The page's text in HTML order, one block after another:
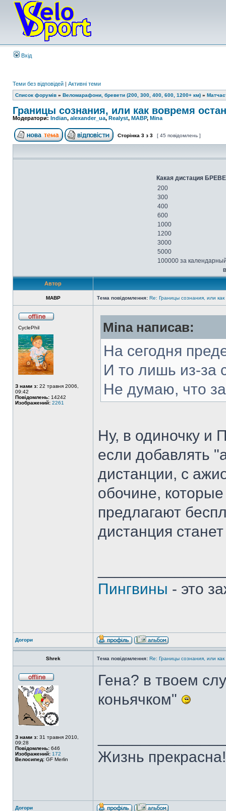
Вхід
Теми без відповідей | Активні теми
Список форумів » Веломарафони, бревети (200, 300, 400, 600, 1200+ км) »
Границы сознания, или как вовремя
Модератори: Indian, alexander_ua, Realyst, MABP, Mina
Сторінка 3 з 3 [ 45 повідомлень ]
Какая дистация
200
300
400
600
1000
1200
3000
5000
100000 за
Автор
MABP Тема повідомлення: Re: Границы сознания, или как
CyclePhil
З нами з: 22 травня 2006,
09:42
Повідомлень: 14242
Изображений: 2261
Mina написав:
На сегодня
И то лишь из-за
Не думаю, что
Ну, в одиночку и
если добавлять
дистанции, с
обочине,
предлагают
дистанция
Пингвины - это
Догори
Shrek Тема повідомлення: Re: Границы сознания, или как
З нами з: 31 травня 2010,
09:28
Повідомлень: 646
Изображений: 172
Велосипед: GF Merlin
Гена? в твоем
коньячком"
Жизнь
Догори